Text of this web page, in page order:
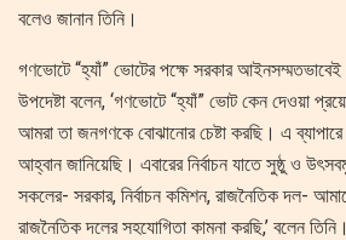
বলেও জানান তিনি।
গণভোটে “হ্যাঁ” ভোটের পক্ষে সরকার আইনসম্মতভাবেই
উপদেষ্টা বলেন, ‘গণভোটে “হ্যাঁ” ভোট কেন দেওয়া
আমরা তা জনগণকে বোঝানোর চেষ্টা করছি। এ
আহ্বান জানিয়েছি। এবারের নির্বাচন যাতে সুষ্ঠু ও
সকলের- সরকার, নির্বাচন কমিশন, রাজনৈতিক দল-
রাজনৈতিক দলের সহযোগিতা কামনা করছি,’ বলেন তিনি।